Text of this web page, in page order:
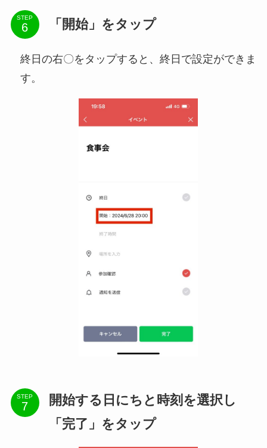
STEP 「開始」をタップ
終日の右〇をタップすると、終日で設定ができま
す。
STEP
開始する日にちと時刻を選択し
「完了」をタップ